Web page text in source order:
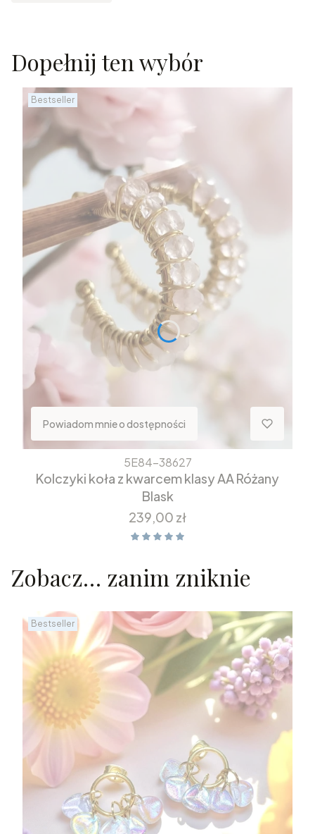
Dopełnij ten wybór
Bestseller
Powiadom mnie o dostępności
5E84-38627
Kolczyki koła z kwarcem klasy AA Różany
Blask
Cena
239,00 zł
Zobacz… zanim zniknie
Bestseller